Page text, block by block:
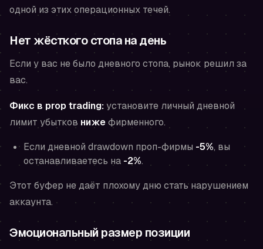
одной из этих операционных течей.
Нет жёсткого стопа на день
Если у вас не было дневного стопа, рынок решил за
вас.
Фикс в prop trading: установите личный дневной
лимит убытков нижефирменного.
Если дневной drawdown проп-фирмы -5%, вы
останавливаетесь на -2%.
Этот буфер не даёт плохому дню стать нарушением
аккаунта.
Эмоциональный размер позиции